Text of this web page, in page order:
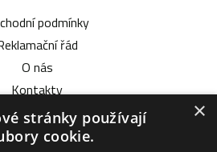
podmínky
řád
O nás
Kontakty
pro vás
×
stránky používají
cookie.